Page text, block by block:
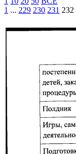
1 ... 229 230 231 232